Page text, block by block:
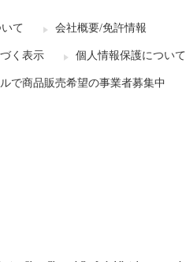
て 会社概要/免許情報
く表示 個人情報保護について
で商品販売希望の事業者募集中